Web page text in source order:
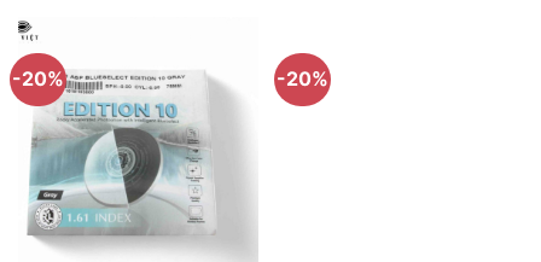
-20% -20%